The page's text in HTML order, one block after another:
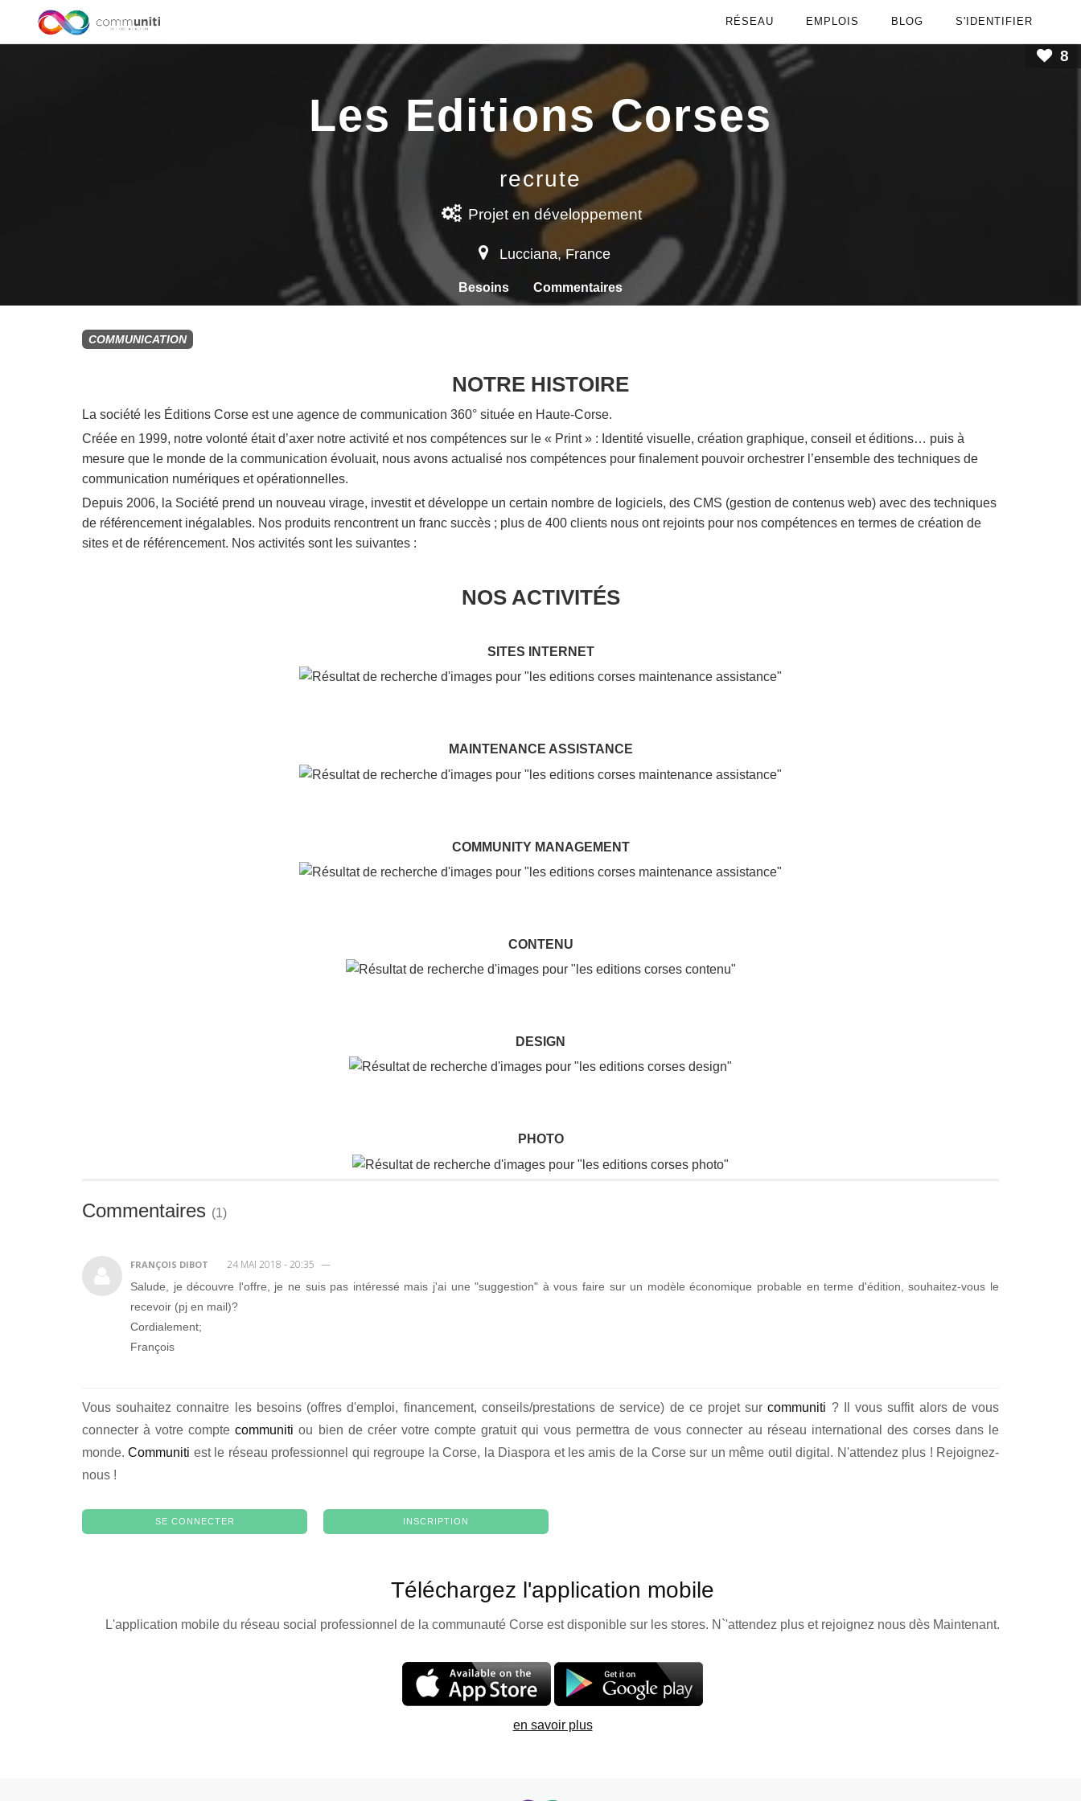
RÉSEAU EMPLOIS BLOG S'IDENTIFIER
Les Editions Corses
recrute
Projet en développement
Lucciana,France
Besoins Commentaires
8
COMMUNICATION
NOTRE HISTOIRE
La société les Éditions Corse est une agence de communication 360° située en Haute-Corse.
Créée en 1999, notre volonté était d’axer notre activité et nos compétences sur le « Print » : Identité visuelle, création graphique, conseil et éditions… puis à
mesure que le monde de la communication évoluait, nous avons actualisé nos compétences pour finalement pouvoir orchestrer l’ensemble des techniques de
communication numériques et opérationnelles.
Depuis 2006, la Société prend un nouveau virage, investit et développe un certain nombre de logiciels, des CMS (gestion de contenus web) avec des techniques
de référencement inégalables. Nos produits rencontrent un franc succès ; plus de 400 clients nous ont rejoints pour nos compétences en termes de création de
sites et de référencement. Nos activités sont les suivantes :
NOS ACTIVITÉS
SITES INTERNET
MAINTENANCE ASSISTANCE
COMMUNITY MANAGEMENT
CONTENU
DESIGN
PHOTO
Commentaires (1)
FRANÇOIS DIBOT 24 MAI 2018 - 20:35 —
Salude, je découvre l'offre, je ne suis pas intéressé mais j'ai une "suggestion" à vous faire sur un modèle économique probable en terme d'édition, souhaitez-vous le
recevoir (pj en mail)?
Cordialement;
François
Vous souhaitez connaitre les besoins (offres d'emploi, financement, conseils/prestations de service) de ce projet surcommuniti ? Il vous suffit alors de vous
connecter à votre comptecommuniti ou bien de créer votre compte gratuit qui vous permettra de vous connecter au réseau international des corses dans le
monde.Communiti est le réseau professionnel qui regroupe la Corse, la Diaspora et les amis de la Corse sur un même outil digital. N'attendez plus ! Rejoignez-
nous !
SE CONNECTER INSCRIPTION
Téléchargez l'application mobile
L'application mobile du réseau social professionnel de la communauté Corse est disponible sur les stores. N`'attendez plus et rejoignez nous dès Maintenant.
en savoir plus